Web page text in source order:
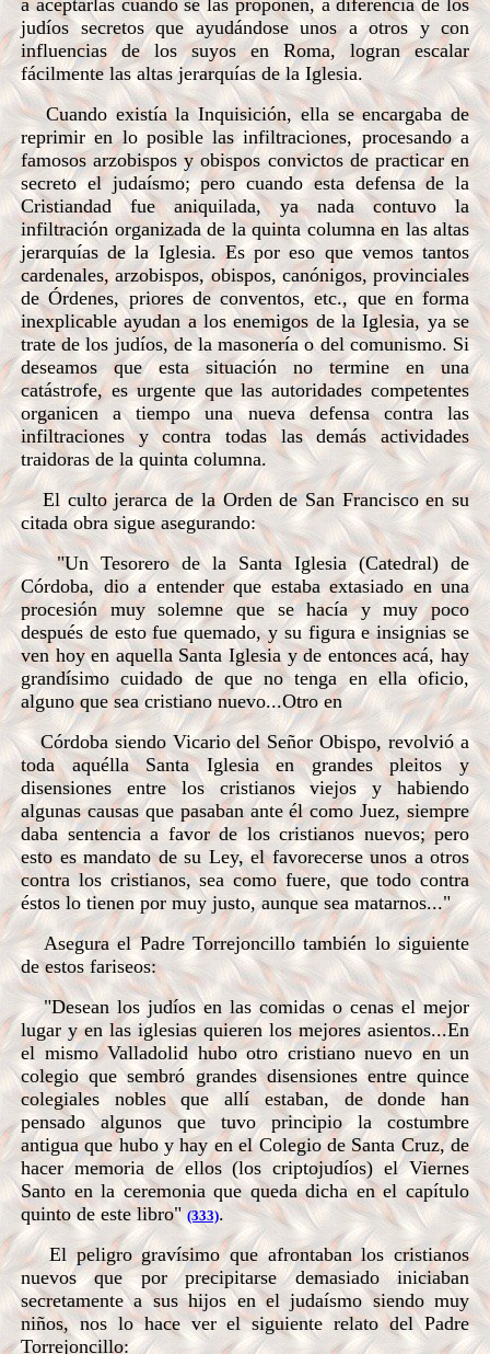
a aceptarlas cuando se las proponen, a diferencia de los
judíos secretos que ayudándose unos a otros y con
influencias de los suyos en Roma, logran escalar
fácilmente las altas jerarquías de la Iglesia.
Cuando existía la Inquisición, ella se encargaba de
reprimir en lo posible las infiltraciones, procesando a
famosos arzobispos y obispos convictos de practicar en
secreto el judaísmo; pero cuando esta defensa de la
Cristiandad fue aniquilada, ya nada contuvo la
infiltración organizada de la quinta columna en las altas
jerarquías de la Iglesia. Es por eso que vemos tantos
cardenales, arzobispos, obispos, canónigos, provinciales
de Órdenes, priores de conventos, etc., que en forma
inexplicable ayudan a los enemigos de la Iglesia, ya se
trate de los judíos, de la masonería o del comunismo. Si
deseamos que esta situación no termine en una
catástrofe, es urgente que las autoridades competentes
organicen a tiempo una nueva defensa contra las
infiltraciones y contra todas las demás actividades
traidoras de la quinta columna.
El culto jerarca de la Orden de San Francisco en su
citada obra sigue asegurando:
"Un Tesorero de la Santa Iglesia (Catedral) de
Córdoba, dio a entender que estaba extasiado en una
procesión muy solemne que se hacía y muy poco
después de esto fue quemado, y su figura e insignias se
ven hoy en aquella Santa Iglesia y de entonces acá, hay
grandísimo cuidado de que no tenga en ella oficio,
alguno que sea cristiano nuevo...Otro en
Córdoba siendo Vicario del Señor Obispo, revolvió a
toda aquélla Santa Iglesia en grandes pleitos y
disensiones entre los cristianos viejos y habiendo
algunas causas que pasaban ante él como Juez, siempre
daba sentencia a favor de los cristianos nuevos; pero
esto es mandato de su Ley, el favorecerse unos a otros
contra los cristianos, sea como fuere, que todo contra
éstos lo tienen por muy justo, aunque sea matarnos..."
Asegura el Padre Torrejoncillo también lo siguiente
de estos fariseos:
"Desean los judíos en las comidas o cenas el mejor
lugar y en las iglesias quieren los mejores asientos...En
el mismo Valladolid hubo otro cristiano nuevo en un
colegio que sembró grandes disensiones entre quince
colegiales nobles que allí estaban, de donde han
pensado algunos que tuvo principio la costumbre
antigua que hubo y hay en el Colegio de Santa Cruz, de
hacer memoria de ellos (los criptojudíos) el Viernes
Santo en la ceremonia que queda dicha en el capítulo
quinto de este libro"(333).
El peligro gravísimo que afrontaban los cristianos
nuevos que por precipitarse demasiado iniciaban
secretamente a sus hijos en el judaísmo siendo muy
niños, nos lo hace ver el siguiente relato del Padre
Torrejoncillo: